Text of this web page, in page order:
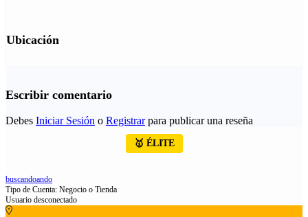
Ubicación
Escribir comentario
Debes Iniciar Sesión o Registrarpara publicar una reseña
🥇 ÉLITE
buscandoando
Tipo de Cuenta: Negocio o Tienda
Usuario desconectado